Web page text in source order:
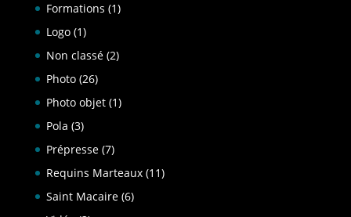
Formations (1)
Logo(1)
Non classé(2)
Photo(26)
Photo objet(1)
Pola (3)
Prépresse(7)
Requins Marteaux(11)
Saint Macaire(6)